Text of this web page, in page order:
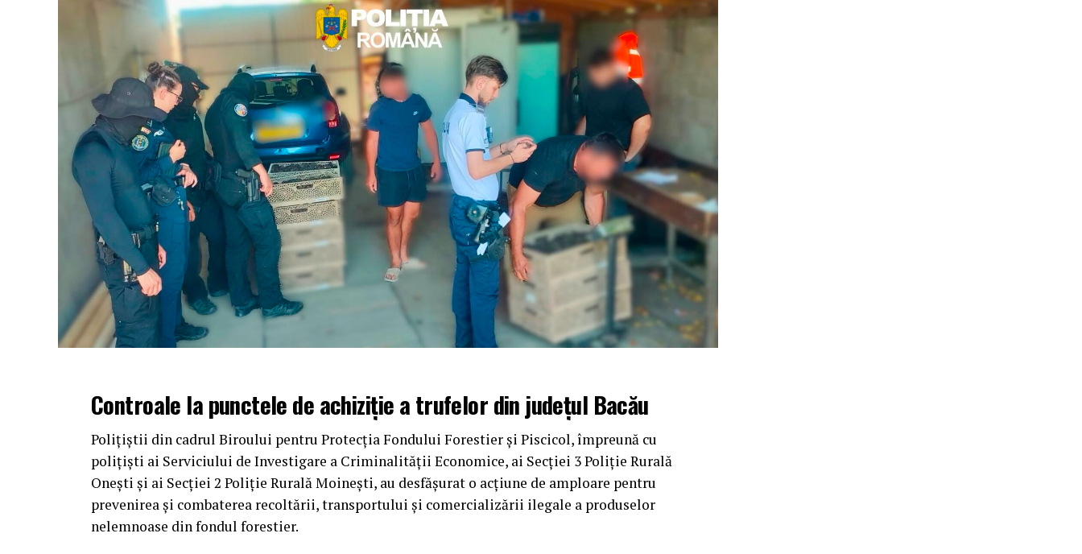
Controale la punctele de achiziție a trufelor din județul Bacău
Polițiștii din cadrul Biroului pentru Protecția Fondului Forestier și Piscicol, împreună cu
polițiști ai Serviciului de Investigare a Criminalității Economice, ai Secției 3 Poliție Rurală
Onești și ai Secției 2 Poliție Rurală Moinești, au desfășurat o acțiune de amploare pentru
prevenirea și combaterea recoltării, transportului și comercializării ilegale a produselor
nelemnoase din fondul forestier.